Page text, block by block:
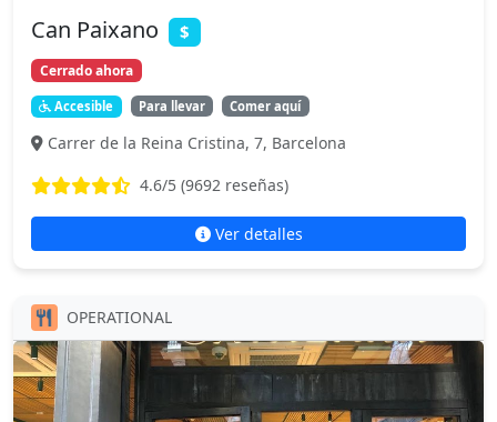
Can Paixano $
Cerrado ahora
Accesible Para llevar Comer aquí
Carrer de la Reina Cristina, 7, Barcelona
4.6/5 (9692 reseñas)
Ver detalles
OPERATIONAL